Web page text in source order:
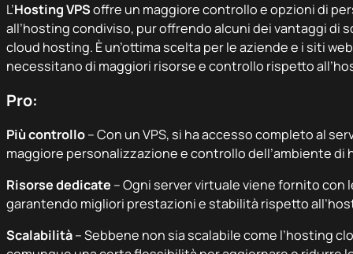
L’Hosting VPSoffre un maggiore controllo e opzioni di
all’hosting condiviso, pur offrendo alcuni dei vantaggi di
cloud hosting. È un’ottima scelta per le aziende e i siti
necessitano di maggiori risorse e controllo rispetto
Pro:
Più controllo– Con un VPS, si ha accesso completo al
maggiore personalizzazione e controllo dell’ambiente di
Risorse dedicate – Ogni server virtuale viene fornito
garantendo migliori prestazioni e stabilità rispetto
Scalabilità– Sebbene non sia scalabile come l’hosting